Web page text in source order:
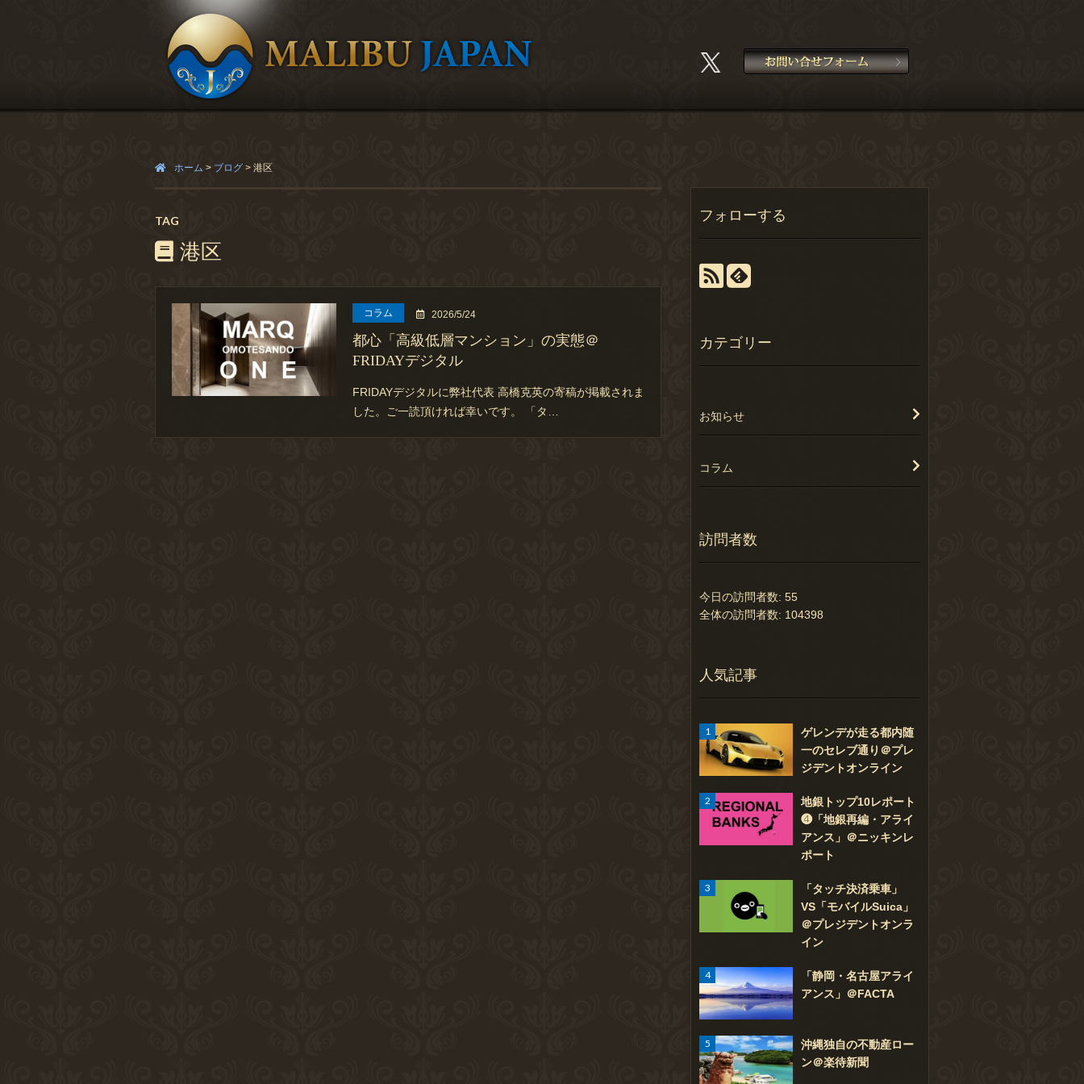
ホーム > ブログ > 港区
TAG
港区
コラム 2026/5/24
都心「高級低層マンション」の実態＠
FRIDAYデジタル
FRIDAYデジタルに弊社代表 高橋克英の寄稿が掲載されま
した。ご一読頂ければ幸いです。 「タ…
フォローする
カテゴリー
お知らせ
コラム
訪問者数
今日の訪問者数:55
全体の訪問者数: 104398
人気記事
ゲレンデが走る都内随
一のセレブ通り＠プレ
ジデントオンライン
地銀トップ10レポート
❹「地銀再編・アライ
アンス」＠ニッキンレ
ポート
「タッチ決済乗車」
VS「モバイルSuica」
＠プレジデントオンラ
イン
「静岡・名古屋アライ
アンス」＠FACTA
沖縄独自の不動産ロー
ン＠楽待新聞